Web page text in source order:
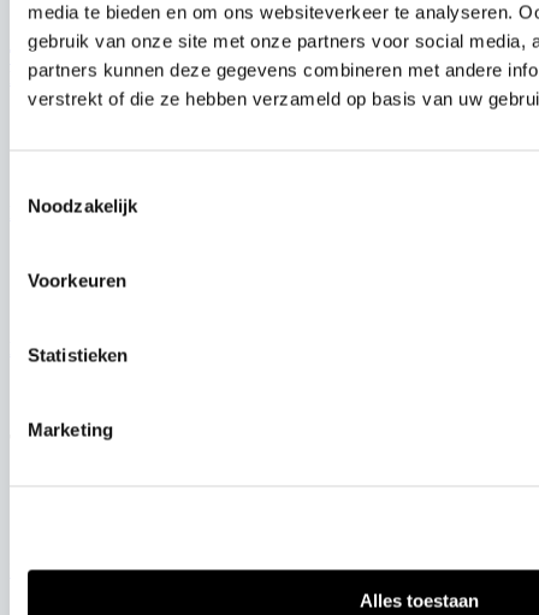
media te bieden en om ons websiteverkeer te analyseren.
gebruik van onze site met onze partners voor social media,
partners kunnen deze gegevens combineren met andere
verstrekt of die ze hebben verzameld op basis van uw
Noodzakelijk
Voorkeuren
Statistieken
Marketing
Alles toestaan
Théo Pourchaire gaat voor het Opel Works Team racen in de
Formule E
Nieuwe Geely E2 komt naar België vanaf 19.490 euro
Mercedes-Benz GLA: compact van formaat, groots in comfort
Trending posts
Nieuwe Geely E2 komt naar België vanaf 19.490 euro